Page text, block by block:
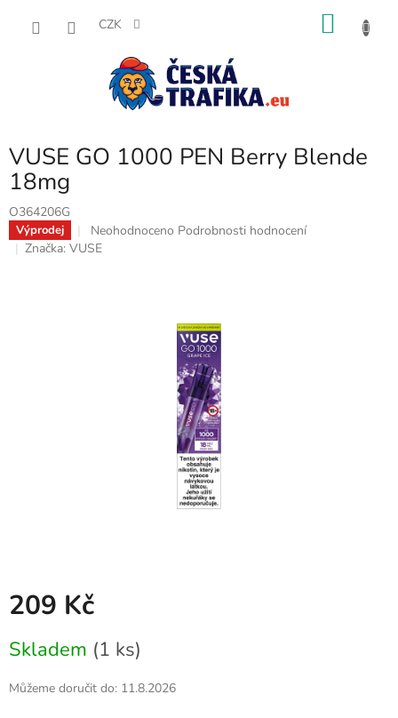
CZK
VUSE GO 1000 PEN Berry Blende
18mg
O364206G
Výprodej
Průměrné
hodnocení
Neohodnoceno Podrobnosti hodnocení
Značka: VUSE
209 Kč
cena:
Skladem (1 ks)
Můžeme doručit do: 11.8.2026